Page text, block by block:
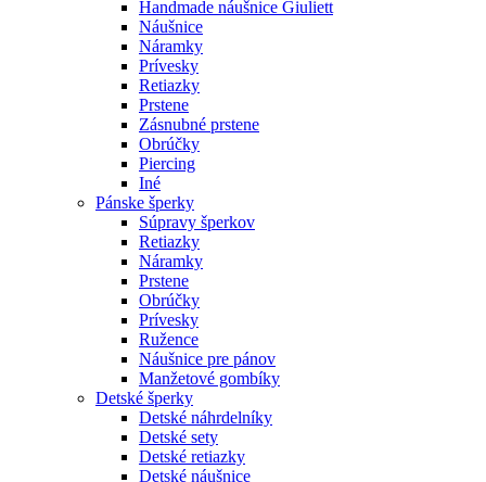
Handmade náušnice Giuliett
Náušnice
Náramky
Prívesky
Retiazky
Prstene
Zásnubné prstene
Obrúčky
Piercing
Iné
Pánske šperky
Súpravy šperkov
Retiazky
Náramky
Prstene
Obrúčky
Prívesky
Ružence
Náušnice pre pánov
Manžetové gombíky
Detské šperky
Detské náhrdelníky
Detské sety
Detské retiazky
Detské náušnice